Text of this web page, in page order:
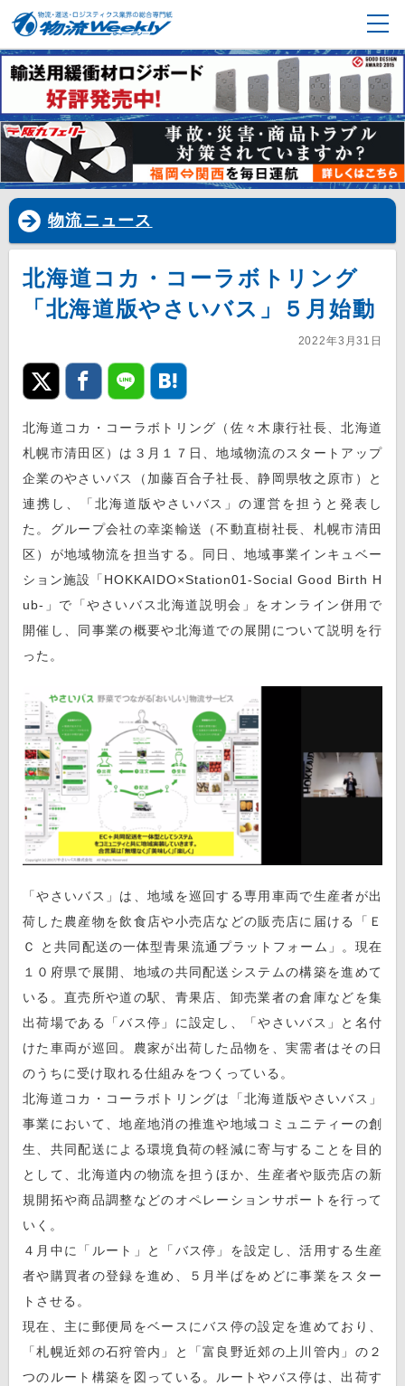
物流ニュース
北海道コカ・コーラボトリング
「北海道版やさいバス」５月始動
2022年3月31日
北海道コカ・コーラボトリング（佐々木康行社長、北海道
札幌市清田区）は３月１７日、地域物流のスタートアップ
企業のやさいバス（加藤百合子社長、静岡県牧之原市）と
連携し、「北海道版やさいバス」の運営を担うと発表し
た。グループ会社の幸楽輸送（不動直樹社長、札幌市清田
区）が地域物流を担当する。同日、地域事業インキュベー
ション施設「HOKKAIDO×Station01-Social Good Birth H
ub-」で「やさいバス北海道説明会」をオンライン併用で
開催し、同事業の概要や北海道での展開について説明を行
った。
「やさいバス」は、地域を巡回する専用車両で生産者が出
荷した農産物を飲食店や小売店などの販売店に届ける「Ｅ
Ｃ と共同配送の一体型青果流通プラットフォーム」。現在
１０府県で展開、地域の共同配送システムの構築を進めて
いる。直売所や道の駅、青果店、卸売業者の倉庫などを集
出荷場である「バス停」に設定し、「やさいバス」と名付
けた車両が巡回。農家が出荷した品物を、実需者はその日
のうちに受け取れる仕組みをつくっている。
北海道コカ・コーラボトリングは「北海道版やさいバス」
事業において、地産地消の推進や地域コミュニティーの創
生、共同配送による環境負荷の軽減に寄与することを目的
として、北海道内の物流を担うほか、生産者や販売店の新
規開拓や商品調整などのオペレーションサポートを行って
いく。
４月中に「ルート」と「バス停」を設定し、活用する生産
者や購買者の登録を進め、５月半ばをめどに事業をスター
トさせる。
現在、主に郵便局をベースにバス停の設定を進めており、
「札幌近郊の石狩管内」と「富良野近郊の上川管内」の２
つのルート構築を図っている。ルートやバス停は、出荷す